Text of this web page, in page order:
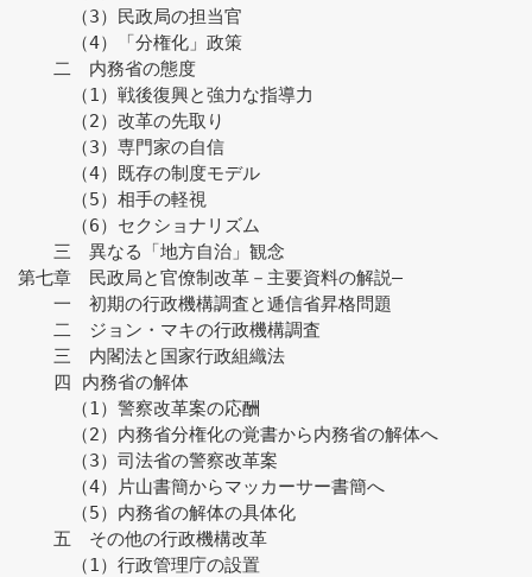
（3）民政局の担当官
（4）「分権化」政策
二　内務省の態度
（1）戦後復興と強力な指導力
（2）改革の先取り
（3）専門家の自信
（4）既存の制度モデル
（5）相手の軽視
（6）セクショナリズム
三　異なる「地方自治」観念
第七章　民政局と官僚制改革－主要資料の解説―
一　初期の行政機構調査と逓信省昇格問題
二　ジョン・マキの行政機構調査
三　内閣法と国家行政組織法
四 内務省の解体
（1）警察改革案の応酬
（2）内務省分権化の覚書から内務省の解体へ
（3）司法省の警察改革案
（4）片山書簡からマッカーサー書簡へ
（5）内務省の解体の具体化
五　その他の行政機構改革
（1）行政管理庁の設置